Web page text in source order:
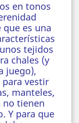
en tonos
es una
tejidos
chales (y
juego),
vestir
manteles,
no tienen
Y para que